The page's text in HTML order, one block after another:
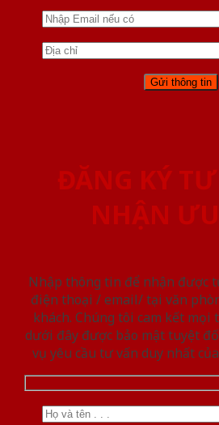
ĐĂNG KÝ
NHẬN
Nhập thông tin để nhận được
điện thoại / email/ tại văn
khách. Chúng tôi cam kết mọi
dưới đây được bảo mật tuyệt
vụ yêu cầu tư vấn duy nhất